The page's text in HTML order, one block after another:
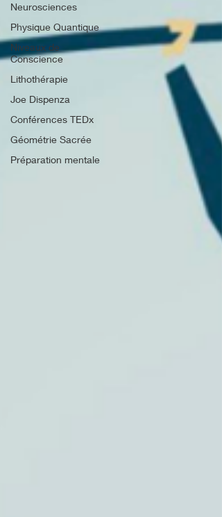
Neurosciences
Physique Quantique
Niveaux de
Conscience
Lithothérapie
Joe Dispenza
Conférences TEDx
Géométrie Sacrée
Préparation mentale